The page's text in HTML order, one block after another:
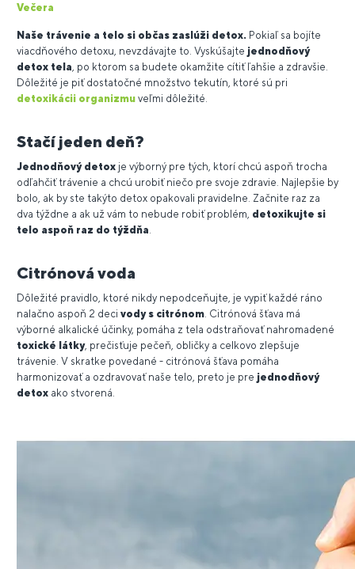
Večera
Naše trávenie a telo si občas zaslúži detox. Pokiaľ sa bojíte
viacdňového detoxu, nevzdávajte to. Vyskúšajte jednodňový
detox tela , po ktorom sa budete okamžite cítiť ľahšie a zdravšie.
Dôležité je piť dostatočné množstvo tekutín, ktoré sú pri
detoxikácii organizmu veľmi dôležité.
Stačí jeden deň?
Jednodňový detox je výborný pre tých, ktorí chcú aspoň trocha
odľahčiť trávenie a chcú urobiť niečo pre svoje zdravie. Najlepšie by
bolo, ak by ste takýto detox opakovali pravidelne. Začnite raz za
dva týždne a ak už vám to nebude robiť problém, detoxikujte si
telo aspoň raz do týždňa
Citrónová voda
Dôležité pravidlo, ktoré nikdy nepodceňujte, je vypiť každé ráno
nalačno aspoň 2 deci vody s citrónom . Citrónová šťava má
výborné alkalické účinky, pomáha z tela odstraňovať nahromadené
toxické látky, prečisťuje pečeň, obličky a celkovo zlepšuje
trávenie. V skratke povedané - citrónová šťava pomáha
harmonizovať a ozdravovať naše telo, preto je pre jednodňový
detox ako stvorená.